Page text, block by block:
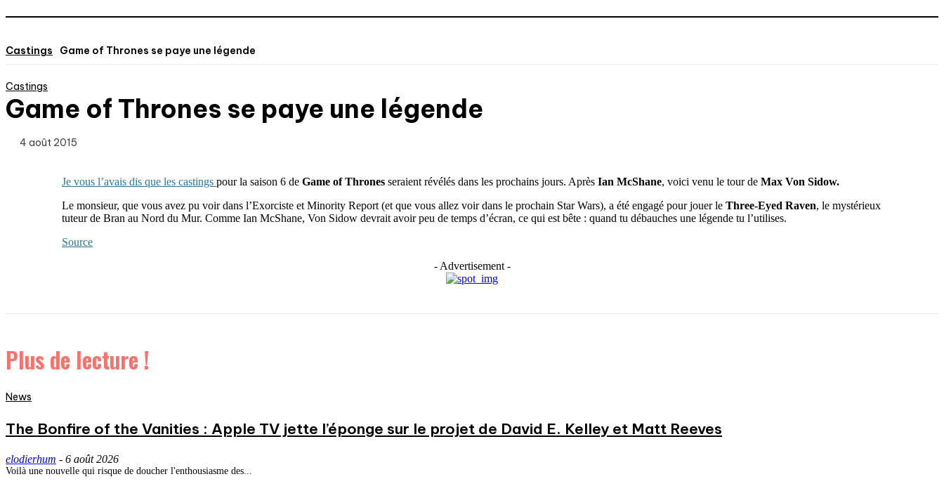
Castings Game of Thrones se paye une légende
Castings
Game of Thrones se paye une légende
4 août 2015
Je vous l’avais dis que les castings pour la saison 6 de Game of Thrones seraient révélés dans les prochains jours. Après Ian McShane, voici venu le tour de Max Von Sidow.
Le monsieur, que vous avez pu voir dans l’Exorciste et Minority Report (et que vous allez voir dans le prochain Star Wars), a été engagé pour jouer le Three-Eyed Raven, le mystérieux
tuteur de Bran au Nord du Mur. Comme Ian McShane, Von Sidow devrait avoir peu de temps d’écran, ce qui est bête : quand tu débauches une légende tu l’utilises.
Source
- Advertisement -
Plus de lecture !
News
The Bonfire of the Vanities : Apple TV jette l’éponge sur le projet de David E. Kelley et Matt Reeves
elodierhum - 6 août 2026
Voilà une nouvelle qui risque de doucher l'enthousiasme des...